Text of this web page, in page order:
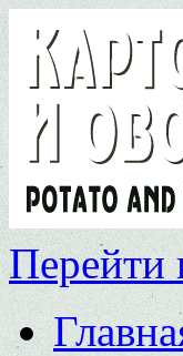
Перейти